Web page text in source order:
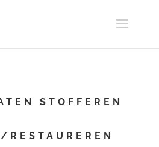
STOFFEREN
RESTAUREREN